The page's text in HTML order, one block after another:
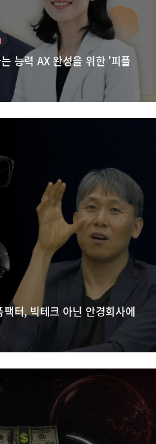
능력 AX 완성을 위한 '피플
터, 빅테크 아닌 안경회사에